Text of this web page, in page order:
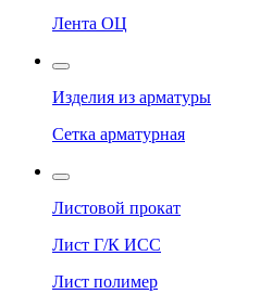
Лента ОЦ
Изделия из арматуры
Сетка арматурная
Листовой прокат
Лист Г/К ИСС
Лист полимер